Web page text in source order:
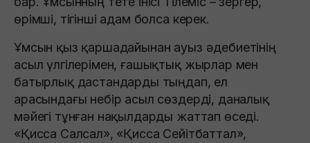
өрiмшi, тiгiншi адам болса керек.
Ұмсын қыз қаршадайынан ауыз әдебиетінің
асыл үлгілерімен, ғашықтық жырлар мен
батырлық дастандарды тыңдап, ел
арасындағы небір асыл сөздерді, даналық
мәйегі тұнған нақылдарды жаттап өседі.
«Қисса Салсал», «Қисса Сейітбаттал»,